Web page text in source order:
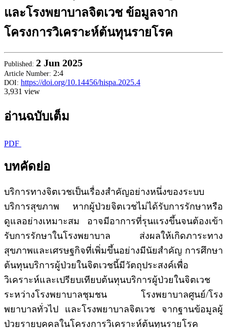
และโรงพยาบาลจิตเวช ข้อมูลจาก
โครงการวิเคราะห์ต้นทุนรายโรค
Published: 2 Jun 2025
Article Number: 2:4
DOI: https://doi.org/10.14456/hispa.2025.4
3,931 view
อ่านฉบับเต็ม
PDF
บทคัดย่อ
บริการทางจิตเวชเป็นเรื่องสำคัญอย่างหนึ่งของระบบ
บริการสุขภาพ หากผู้ป่วยจิตเวชไม่ได้รับการรักษาหรือ
ดูแลอย่างเหมาะสม อาจมีอาการที่รุนแรงขึ้นจนต้องเข้า
รับการรักษาในโรงพยาบาล ส่งผลให้เกิดภาระทาง
สุขภาพและเศรษฐกิจที่เพิ่มขึ้นอย่างมีนัยสำคัญ การศึกษา
ต้นทุนบริการผู้ป่วยในจิตเวชนี้มีวัตถุประสงค์เพื่อ
วิเคราะห์และเปรียบเทียบต้นทุนบริการผู้ป่วยในจิตเวช
ระหว่างโรงพยาบาลชุมชน โรงพยาบาลศูนย์/โรง
พยาบาลทั่วไป และโรงพยาบาลจิตเวช จากฐานข้อมูลผู้
ป่วยรายบุคคลในโครงการวิเคราะห์ต้นทุนรายโรค